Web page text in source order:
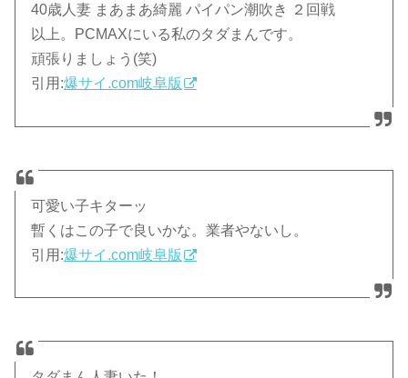
40歳人妻 まあまあ綺麗 パイパン潮吹き ２回戦
以上。PCMAXにいる私のタダまんです。
頑張りましょう(笑)
引用:爆サイ.com岐阜版
可愛い子キターッ
暫くはこの子で良いかな。業者やないし。
引用:爆サイ.com岐阜版